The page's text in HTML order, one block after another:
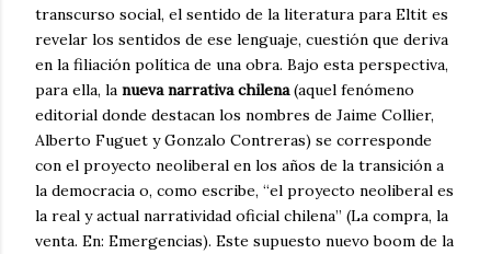
transcurso social, el sentido de la literatura para Eltit es
revelar los sentidos de ese lenguaje, cuestión que deriva
en la filiación política de una obra. Bajo esta perspectiva,
para ella, la nueva narrativa chilena (aquel fenómeno
editorial donde destacan los nombres de Jaime Collier,
Alberto Fuguet y Gonzalo Contreras) se corresponde
con el proyecto neoliberal en los años de la transición a
la democracia o, como escribe, “el proyecto neoliberal es
la real y actual narratividad oficial chilena” (La compra, la
venta. En: Emergencias). Este supuesto nuevo boom de la